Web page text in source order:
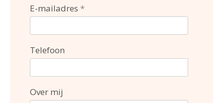
E-mailadres
Telefoon
Over mij